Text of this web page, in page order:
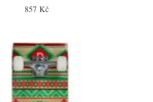
857 Kč